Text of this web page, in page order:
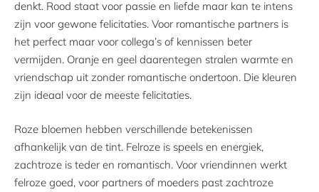
denkt. Rood staat voor passie en liefde maar kan te intens
zijn voor gewone felicitaties. Voor romantische partners is
het perfect maar voor collega’s of kennissen beter
vermijden. Oranje en geel daarentegen stralen warmte en
vriendschap uit zonder romantische ondertoon. Die kleuren
zijn ideaal voor de meeste felicitaties.
Roze bloemen hebben verschillende betekenissen
afhankelijk van de tint. Felroze is speels en energiek,
zachtroze is teder en romantisch. Voor vriendinnen werkt
felroze goed, voor partners of moeders past zachtroze